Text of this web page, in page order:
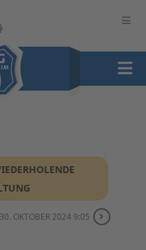
30. OKTOBER 2024 9:05